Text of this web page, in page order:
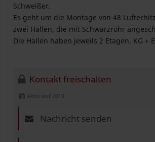
Schweißer.
Es geht um die Montage von 48
zwei Hallen, die mit Schwarzrohr
Die Hallen haben jeweils 2 Etagen. KG +
Kontakt freischalten
Aktiv seit 2019
Nachricht senden